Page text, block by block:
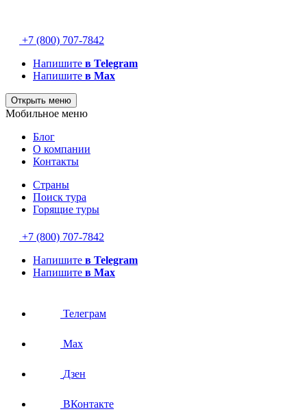
+7 (800) 707-7842
Напишите в Telegram
Напишите в Max
Открыть меню
Мобильное меню
Блог
О компании
Контакты
Страны
Поиск тура
Горящие туры
+7 (800) 707-7842
Напишите в Telegram
Напишите в Max
Телеграм
Max
Дзен
ВКонтакте